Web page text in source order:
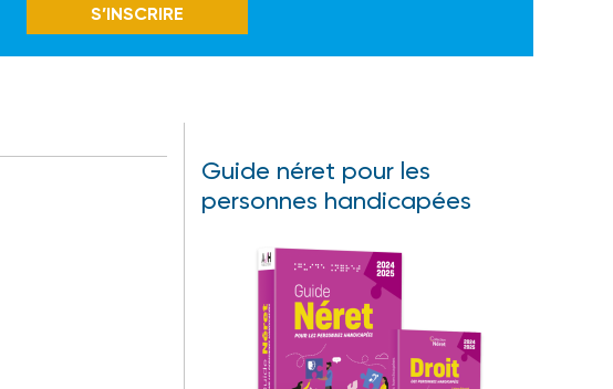
S’INSCRIRE
Guide néret pour les
personnes handicapées